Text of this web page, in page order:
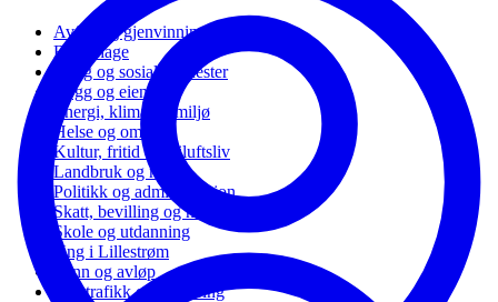
Avfall og gjenvinning
Barnehage
Bolig og sosiale tjenester
Bygg og eiendom
Energi, klima og miljø
Helse og omsorg
Kultur, fritid og friluftsliv
Landbruk og natur
Politikk og administrasjon
Skatt, bevilling og næring
Skole og utdanning
Ung i Lillestrøm
Vann og avløp
Vei, trafikk og parkering